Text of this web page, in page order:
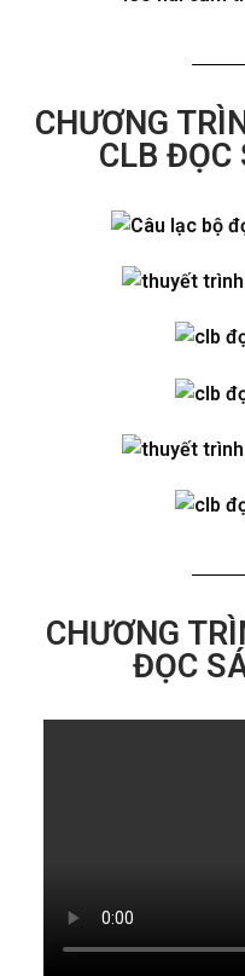
CHƯƠNG
CLB ĐỌC
CHƯƠNG
ĐỌC